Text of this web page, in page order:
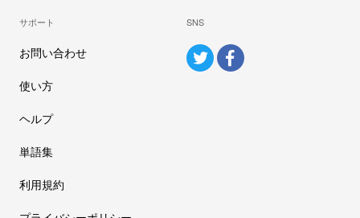
サポート
お問い合わせ
使い方
ヘルプ
単語集
利用規約
SNS